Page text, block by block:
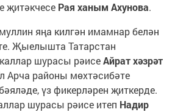
җитәкчесе Рая ханым Ахунова.
яңа килгән имамнар белән
Җыелышта Татарстан
шурасы рәисеАйрат хәзрәт
Арча районы мөхтәсибәте
үз фикерләрен җиткерде.
шурасы рәисе итеп Надир